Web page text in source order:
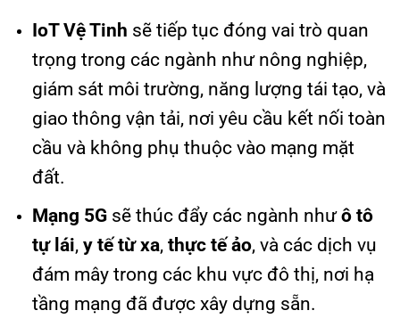
IoT Vệ Tinh sẽ tiếp tục đóng vai trò quan
trọng trong các ngành như nông nghiệp,
giám sát môi trường, năng lượng tái tạo, và
giao thông vận tải, nơi yêu cầu kết nối toàn
cầu và không phụ thuộc vào mạng mặt
đất.
Mạng 5Gsẽ thúc đẩy các ngành nhưô tô
tự lái, y tế từ xa, thực tế ảo, và các dịch vụ
đám mây trong các khu vực đô thị, nơi hạ
tầng mạng đã được xây dựng sẵn.